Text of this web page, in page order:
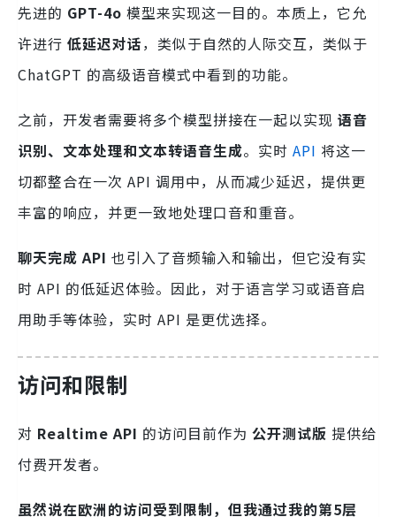
先进的 GPT-4o 模型来实现这一目的。本质上，它允
许进行 低延迟对话，类似于自然的人际交互，类似于
ChatGPT 的高级语音模式中看到的功能。
之前，开发者需要将多个模型拼接在一起以实现 语音
识别、文本处理和文本转语音生成。实时 API 将这一
切都整合在一次 API 调用中，从而减少延迟，提供更
丰富的响应，并更一致地处理口音和重音。
聊天完成 API 也引入了音频输入和输出，但它没有实
时 API 的低延迟体验。因此，对于语言学习或语音启
用助手等体验，实时 API 是更优选择。
访问和限制
对 Realtime API 的访问目前作为 公开测试版 提供给
付费开发者。
虽然说在欧洲的访问受到限制，但我通过我的第5层